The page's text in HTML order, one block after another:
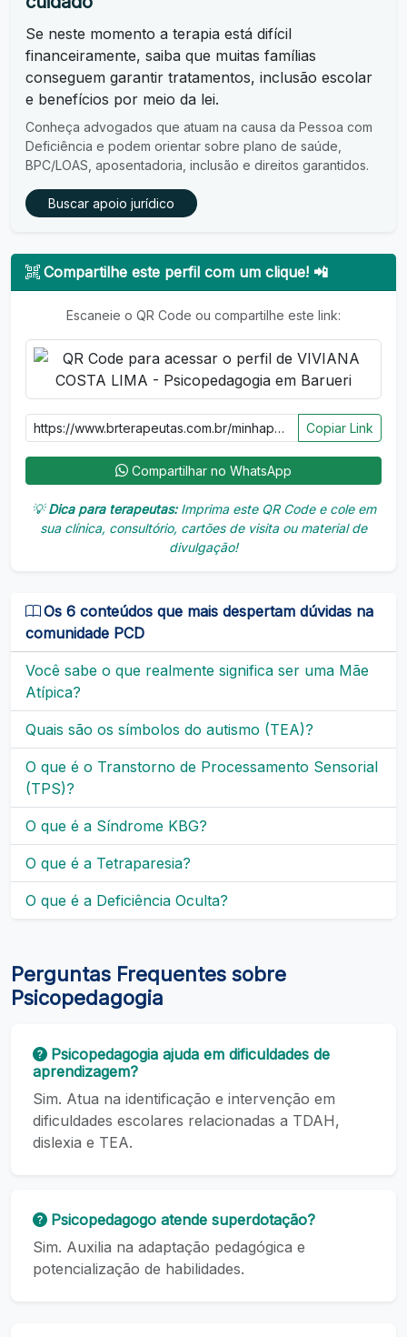
Se neste momento a terapia está difícil
financeiramente, saiba que muitas famílias
conseguem garantir tratamentos, inclusão escolar
e benefícios por meio da lei.
Conheça advogados que atuam na causa da Pessoa com
Deficiência e podem orientar sobre plano de saúde,
BPC/LOAS, aposentadoria, inclusão e direitos garantidos.
Buscar apoio jurídico
Compartilhe este perfil com um clique! 📲
Escaneie o QR Code ou compartilhe este link:
Copiar Link
Compartilhar no WhatsApp
💡Dica para terapeutas:Imprima este QR Code e cole em
sua clínica, consultório, cartões de visita ou material de
divulgação!
Os 6 conteúdos que mais despertam dúvidas na
comunidade PCD
Você sabe o que realmente significa ser uma Mãe
Atípica?
Quais são os símbolos do autismo (TEA)?
O que é o Transtorno de Processamento Sensorial
(TPS)?
O que é a Síndrome KBG?
O que é a Tetraparesia?
O que é a Deficiência Oculta?
Perguntas Frequentes sobre
Psicopedagogia
Psicopedagogia ajuda em dificuldades de
aprendizagem?
Sim. Atua na identificação e intervenção em
dificuldades escolares relacionadas a TDAH,
dislexia e TEA.
Psicopedagogo atende superdotação?
Sim. Auxilia na adaptação pedagógica e
potencialização de habilidades.